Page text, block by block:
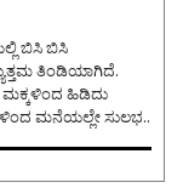
ತಿಂಡಿಯಾಗಿದೆ.
ಹಿಡಿದು
ಮನೆಯಲ್ಲೇ ಸುಲಭ..